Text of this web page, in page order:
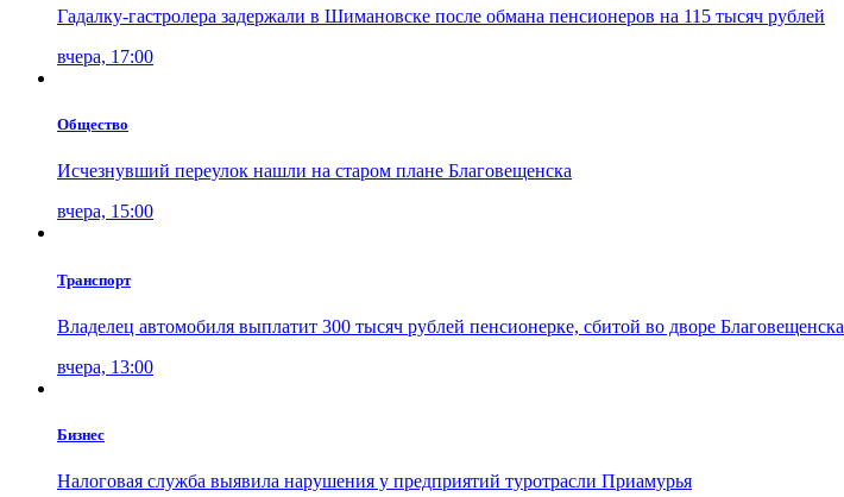
Гадалку-гастролера задержали в Шимановске после обмана пенсионеров на 115 тысяч рублей
вчера, 17:00
Общество
Исчезнувший переулок нашли на старом плане Благовещенска
вчера, 15:00
Транспорт
Владелец автомобиля выплатит 300 тысяч рублей пенсионерке, сбитой во дворе Благовещенска
вчера, 13:00
Бизнес
Налоговая служба выявила нарушения у предприятий туротрасли Приамурья